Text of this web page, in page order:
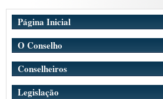
Página Inicial
O Conselho
Conselheiros
Legislação